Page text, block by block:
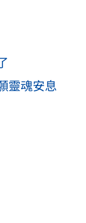
靈魂安息